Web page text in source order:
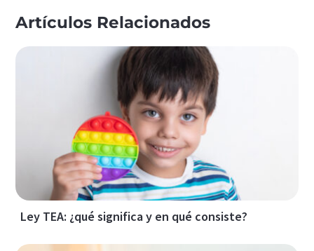
Artículos Relacionados
Ley TEA: ¿qué significa y en qué consiste?